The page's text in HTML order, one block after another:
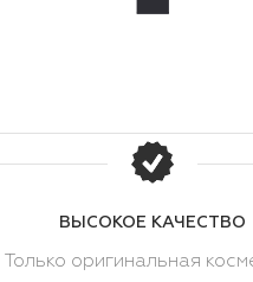
ВЫСОКОЕ КАЧЕСТВО
Только оригинальная